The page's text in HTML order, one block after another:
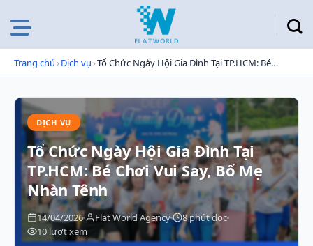
đến
dungTrang chủ›Dịch vụ› Tổ Chức Ngày Hội Gia Đình Tại TP.HCM: Bé Chơi Vui Say, Bố Mẹ Nhàn Tênh
DỊCH VỤ
Tổ Chức Ngày Hội Gia Đình Tại
TP.HCM: Bé Chơi Vui Say, Bố Mẹ
Nhàn Tênh
14/04/2026 Flat World Agency
8 phút đọc
10 lượt xem